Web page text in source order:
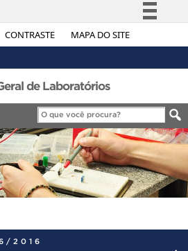
CONTRASTE MAPA DO SITE
Simplifique!
Legislação
Canais
de Laboratórios
2016